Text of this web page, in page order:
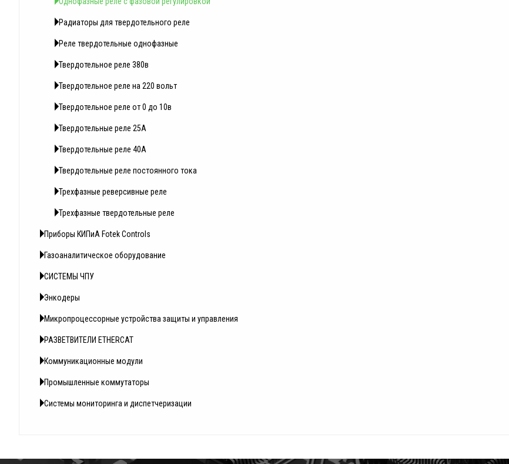
Радиаторы для твердотельного реле
Реле твердотельные однофазные
Твердотельное реле 380в
Твердотельное реле на 220 вольт
Твердотельное реле от 0 до 10в
Твердотельные реле 25А
Твердотельные реле 40А
Твердотельные реле постоянного тока
Трехфазные реверсивные реле
Трехфазные твердотельные реле
Приборы КИПиА Fotek Controls
Газоаналитическое оборудование
СИСТЕМЫ ЧПУ
Энкодеры
Микропроцессорные устройства защиты и управления
РАЗВЕТВИТЕЛИ ETHERCAT
Коммуникационные модули
Промышленные коммутаторы
Системы мониторинга и диспетчеризации